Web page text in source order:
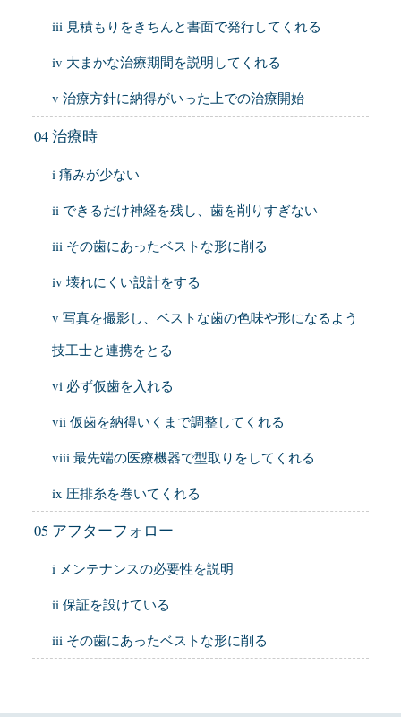
iii 見積もりをきちんと書面で発行してくれる
iv 大まかな治療期間を説明してくれる
v 治療方針に納得がいった上での治療開始
04 治療時
i 痛みが少ない
ii できるだけ神経を残し、歯を削りすぎない
iii その歯にあったベストな形に削る
iv 壊れにくい設計をする
v 写真を撮影し、ベストな歯の色味や形になるよう
技工士と連携をとる
vi 必ず仮歯を入れる
vii 仮歯を納得いくまで調整してくれる
viii 最先端の医療機器で型取りをしてくれる
ix 圧排糸を巻いてくれる
05 アフターフォロー
i メンテナンスの必要性を説明
ii 保証を設けている
iii その歯にあったベストな形に削る